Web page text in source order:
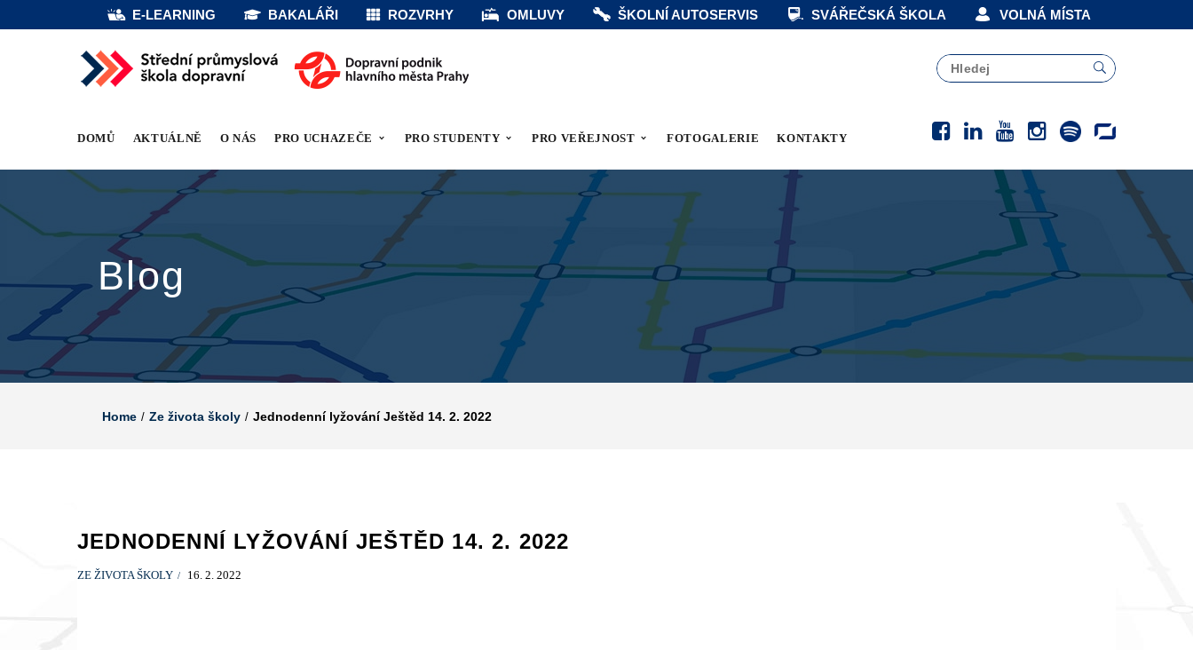
E-LEARNING BAKALÁŘI ROZVRHY OMLUVY ŠKOLNÍ AUTOSERVIS SVÁŘEČSKÁ ŠKOLA VOLNÁ MÍSTA
DOMŮ AKTUÁLNĚ O NÁS PRO UCHAZEČE PRO STUDENTY PRO VEŘEJNOST FOTOGALERIE KONTAKTY
Blog
Home Ze života školy Jednodenní lyžování Ještěd 14. 2. 2022
JEDNODENNÍ LYŽOVÁNÍ JEŠTĚD 14. 2. 2022
ZE ŽIVOTA ŠKOLY 16. 2. 2022